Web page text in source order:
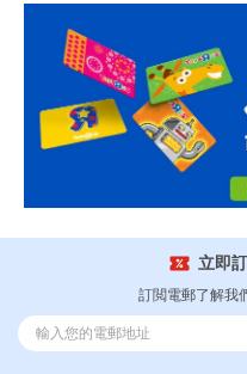
立即
訂閲電郵了解我